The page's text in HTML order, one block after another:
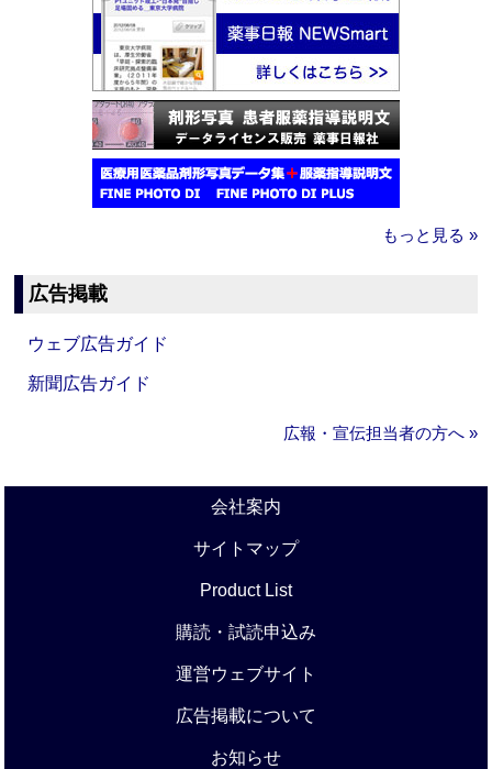
もっと見る »
広告掲載
ウェブ広告ガイド
新聞広告ガイド
広報・宣伝担当者の方へ »
会社案内
サイトマップ
Product List
購読・試読申込み
運営ウェブサイト
広告掲載について
お知らせ